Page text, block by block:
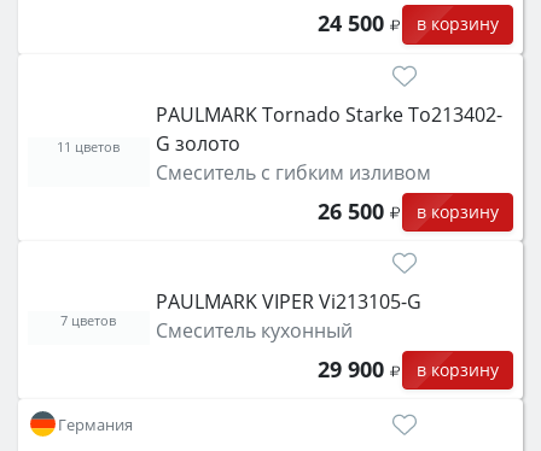
24 500 в корзину
PAULMARK Tornado Starke To213402-
G золото
Смеситель с гибким изливом
26 500 в корзину
11 цветов
PAULMARK VIPER Vi213105-G
Смеситель кухонный
29 900 в корзину
7 цветов
Германия